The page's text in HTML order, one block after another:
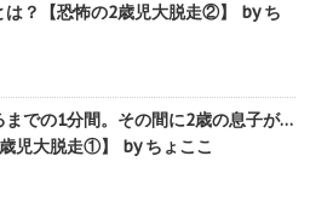
は？【恐怖の2歳児大脱走②】 by ち
までの1分間。その間に2歳の息子が…
歳児大脱走①】 by ちょここ